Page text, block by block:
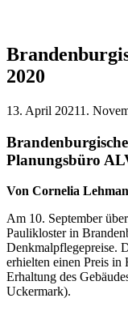
2020
13. April 20211.
Planungsbüro
Von Cornelia
Am 10. September
Paulikloster in
Denkmalpflegepreise.
erhielten einen Preis
Erhaltung des
Uckermark).